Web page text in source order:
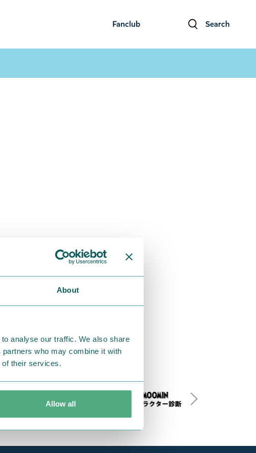
About
analyse our traffic. We also share
who may combine it with
of their services.
Allow all
Fanclub Search